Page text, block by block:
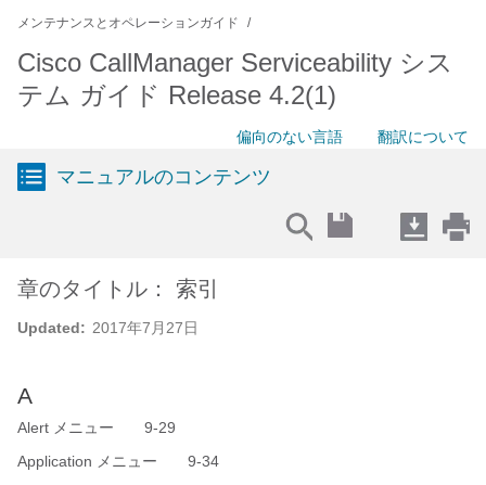
メンテナンスとオペレーションガイド
Cisco CallManager Serviceability シス
テム ガイド Release 4.2(1)
偏向のない言語 翻訳について
マニュアルのコンテンツ
Updated: 2017年7月27日
章のタイトル： 索引
A
Alert メニュー 9-29
Application メニュー 9-34